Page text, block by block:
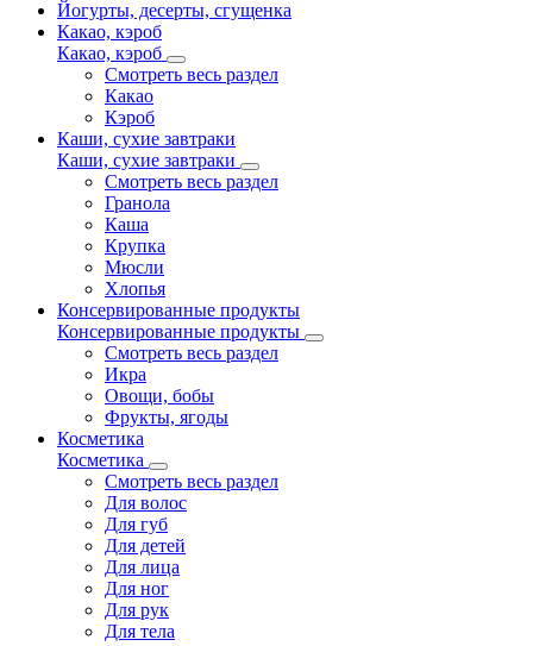
Йогурты, десерты, сгущенка
Какао, кэроб
Какао, кэроб
Смотреть весь раздел
Какао
Кэроб
Каши, сухие завтраки
Каши, сухие завтраки
Смотреть весь раздел
Гранола
Каша
Крупка
Мюсли
Хлопья
Консервированные продукты
Консервированные продукты
Смотреть весь раздел
Икра
Овощи, бобы
Фрукты, ягоды
Косметика
Косметика
Смотреть весь раздел
Для волос
Для губ
Для детей
Для лица
Для ног
Для рук
Для тела